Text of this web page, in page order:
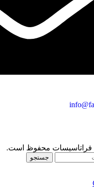
فراتاسیسات محفوظ است.
جستجو